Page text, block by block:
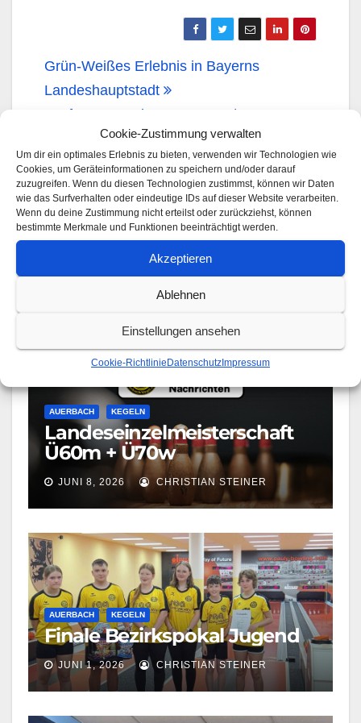
Cookie-Zustimmung verwalten
Um dir ein optimales Erlebnis zu bieten, verwenden wir Technologien wie
Cookies, um Geräteinformationen zu speichern und/oder darauf
zuzugreifen. Wenn du diesen Technologien zustimmst, können wir Daten
wie das Surfverhalten oder eindeutige IDs auf dieser Website verarbeiten.
Wenn du deine Zustimmung nicht erteilst oder zurückziehst, können
bestimmte Merkmale und Funktionen beeinträchtigt werden.
Akzeptieren
Ablehnen
Einstellungen ansehen
Cookie-Richtlinie Datenschutz Impressum
Grün-Weißes Erlebnis in Bayerns
Landeshauptstadt
Infos zum Saisonstart 2025/2026
VonChristian Steiner
AUERBACH KEGELN
Landeseinzelmeisterschaft
Ü60m + Ü70w
JUNI 8, 2026 CHRISTIAN STEINER
AUERBACH KEGELN
Finale Bezirkspokal Jugend
JUNI 1, 2026 CHRISTIAN STEINER